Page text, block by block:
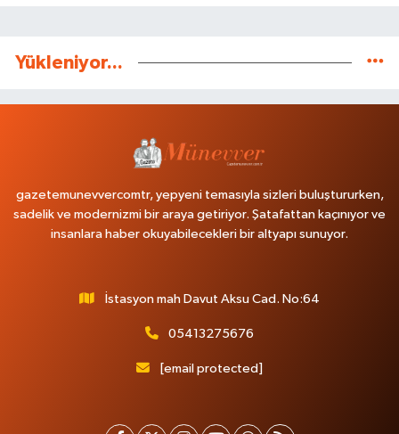
Yükleniyor...
gazetemunevvercomtr, yepyeni temasıyla sizleri buluştururken,
sadelik ve modernizmi bir araya getiriyor. Şatafattan kaçınıyor ve
insanlara haber okuyabilecekleri bir altyapı sunuyor.
İstasyon mah Davut Aksu Cad. No:64
05413275676
[email protected]